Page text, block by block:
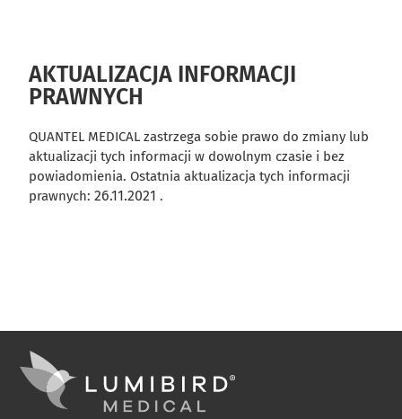
AKTUALIZACJA INFORMACJI
PRAWNYCH
QUANTEL MEDICAL zastrzega sobie prawo do zmiany lub
aktualizacji tych informacji w dowolnym czasie i bez
powiadomienia. Ostatnia aktualizacja tych informacji
prawnych:26.11.2021.